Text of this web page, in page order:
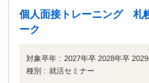
個人面接トレーニング 札
ーク
対象卒年 : 2027年卒 2028年卒
種別 : 就活セミナー